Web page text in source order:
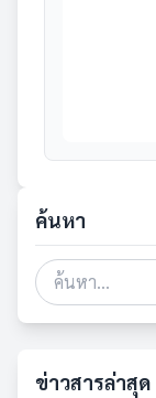
ค้นหา
ข่าวสารล่าสุด